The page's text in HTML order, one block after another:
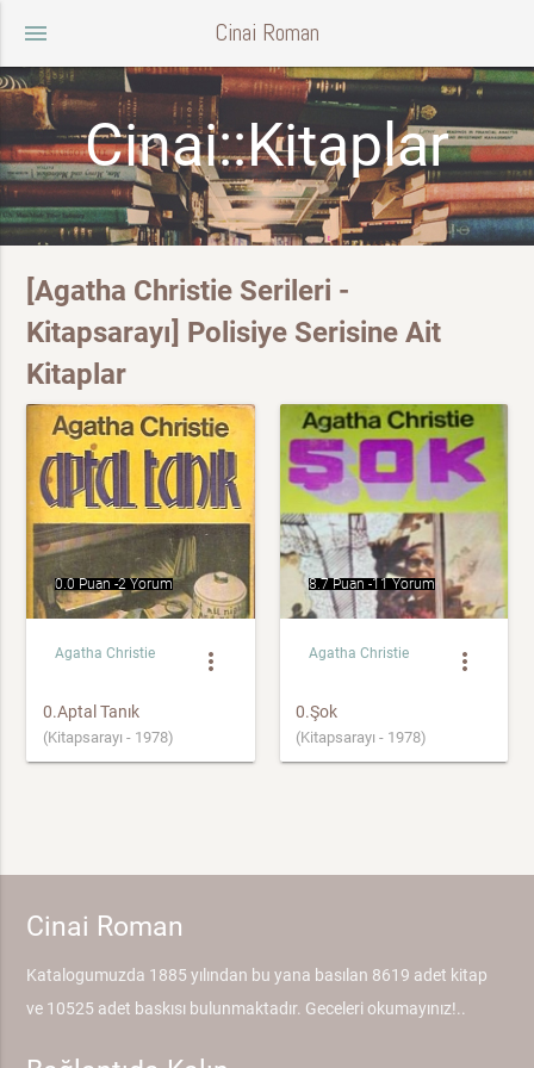
menu Cinai Roman
Cinai::Kitaplar
[Agatha Christie Serileri -
Kitapsarayı] Polisiye Serisine Ait
Kitaplar
0.0 Puan -2 Yorum
Agatha Christie more_vert
0.Aptal Tanık
(Kitapsarayı - 1978)
8.7 Puan -11 Yorum
Agatha Christie more_vert
0.Şok
(Kitapsarayı - 1978)
Cinai Roman
Katalogumuzda 1885 yılından bu yana basılan 8619 adet kitap
ve 10525 adet baskısı bulunmaktadır. Geceleri okumayınız!..